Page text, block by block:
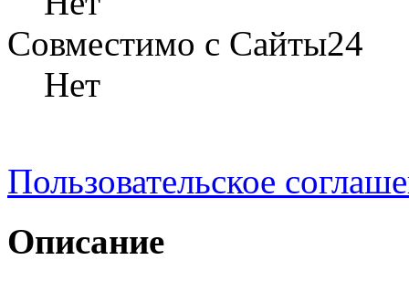
Совместимо с Сайты24
Нет
Пользовательское
Описание